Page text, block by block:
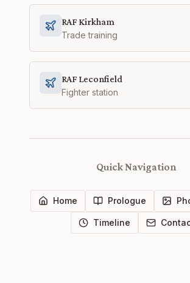
RAF Kirkham
Trade training
RAF Leconfield
Fighter station
Quick Navigation
Home Prologue
Timeline